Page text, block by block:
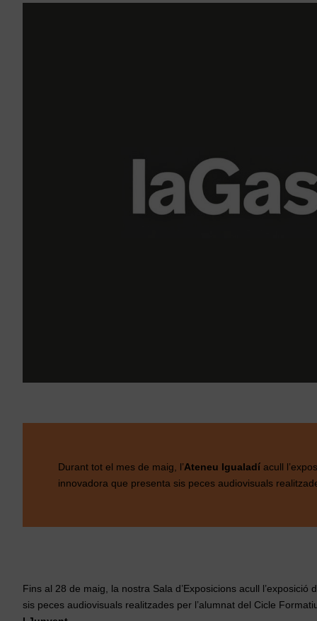
Durant tot el mes de maig, l’Ateneu Igualadí acull
innovadora que presenta sis peces audiovisuals
Fins al 28 de maig, la nostra Sala d’Exposicions acull l’exposició
sis peces audiovisuals realitzades per l’alumnat del Cicle